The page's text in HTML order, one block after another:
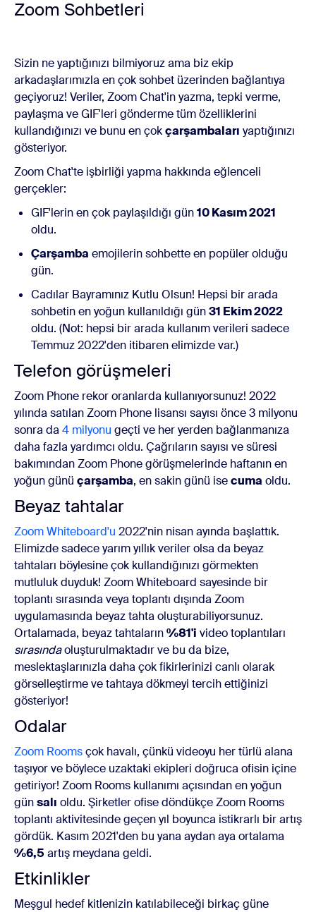
Zoom Sohbetleri
Sizin ne yaptığınızı bilmiyoruz ama biz ekip
arkadaşlarımızla en çok sohbet üzerinden bağlantıya
geçiyoruz! Veriler, Zoom Chat'in yazma, tepki verme,
paylaşma ve GIF'leri gönderme tüm özelliklerini
kullandığınızı ve bunu en çokçarşambaları yaptığınızı
gösteriyor.
Zoom Chat'te işbirliği yapma hakkında eğlenceli
gerçekler:
GIF'lerin en çok paylaşıldığı gün10 Kasım 2021
oldu.
Çarşamba emojilerin sohbette en popüler olduğu
gün.
Cadılar Bayramınız Kutlu Olsun! Hepsi bir arada
sohbetin en yoğun kullanıldığı gün31 Ekim 2022
oldu. (Not: hepsi bir arada kullanım verileri sadece
Temmuz 2022'den itibaren elimizde var.)
Telefon görüşmeleri
Zoom Phone rekor oranlarda kullanıyorsunuz! 2022
yılında satılan Zoom Phone lisansı sayısı önce 3 milyonu
sonra da 4 milyonu geçti ve her yerden bağlanmanıza
daha fazla yardımcı oldu. Çağrıların sayısı ve süresi
bakımından Zoom Phone görüşmelerinde haftanın en
yoğun günü çarşamba, en sakin günü isecuma oldu.
Beyaz tahtalar
Zoom Whiteboard'u 2022'nin nisan ayında başlattık.
Elimizde sadece yarım yıllık veriler olsa da beyaz
tahtaları böylesine çok kullandığınızı görmekten
mutluluk duyduk! Zoom Whiteboard sayesinde bir
toplantı sırasında veya toplantı dışında Zoom
uygulamasında beyaz tahta oluşturabiliyorsunuz.
Ortalamada, beyaz tahtaların%81'i video toplantıları
sırasındaoluşturulmaktadır ve bu da bize,
meslektaşlarınızla daha çok fikirlerinizi canlı olarak
görselleştirme ve tahtaya dökmeyi tercih ettiğinizi
gösteriyor!
Odalar
Zoom Roomsçok havalı, çünkü videoyu her türlü alana
taşıyor ve böylece uzaktaki ekipleri doğruca ofisin içine
getiriyor! Zoom Rooms kullanımı açısından en yoğun
günsalı oldu. Şirketler ofise döndükçe Zoom Rooms
toplantı aktivitesinde geçen yıl boyunca istikrarlı bir artış
gördük. Kasım 2021'den bu yana aydan aya ortalama
%6,5 artış meydana geldi.
Etkinlikler
Meşgul hedef kitlenizin katılabileceği birkaç güne